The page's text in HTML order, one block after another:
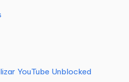
YouTube Unblocked